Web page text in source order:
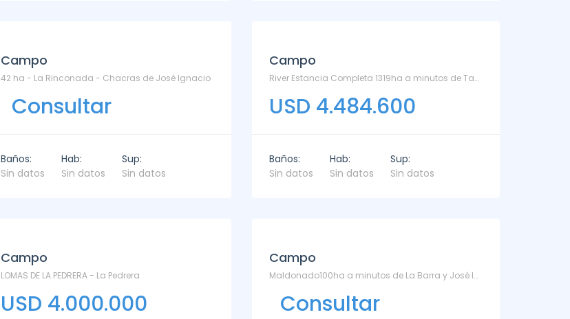
Campo
42 ha - La Rinconada - Chacras de José Ignacio
Consultar
Baños:
Sin datos
Hab:
Sin datos
Sup:
Sin datos
Campo
River Estancia Completa 1319ha a minutos de Tacuarembo - Otras
USD 4.484.600
Baños:
Sin datos
Hab:
Sin datos
Sup:
Sin datos
Campo
LOMAS DE LA PEDRERA - La Pedrera
USD 4.000.000
Campo
Maldonado100ha a minutos de La Barra y José Ignacio - Manantiales
Consultar